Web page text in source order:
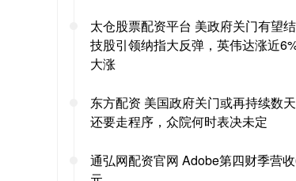
太仓股票配资平台 美政府关门有望
技股引领纳指大反弹，英伟达涨近
大涨
东方配资 美国政府关门或再持续数
还要走程序，众院何时表决未定
通弘网配资官网 Adobe第四财季营